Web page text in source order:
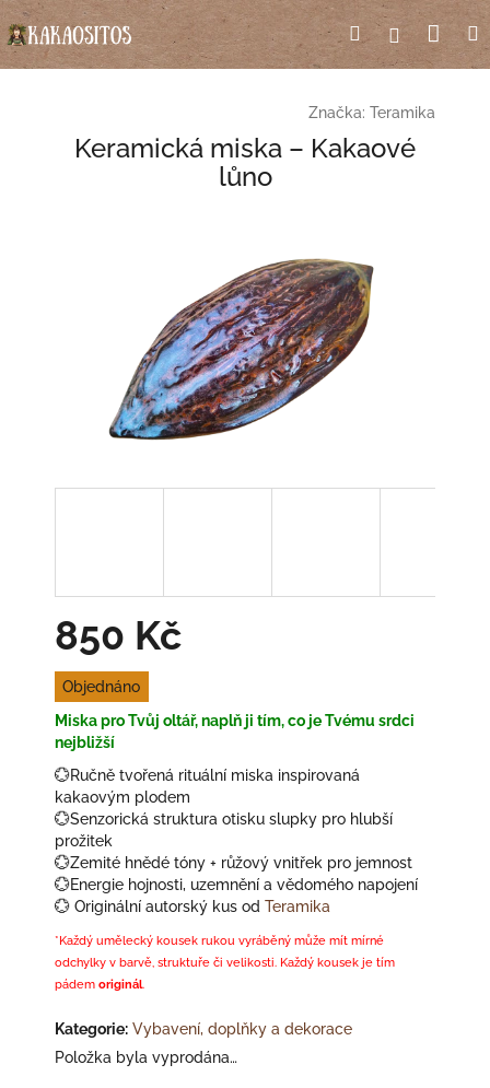
Přejít
na
obsah
HledatPřihlášení
Značka: Teramika
Keramická miska – Kakaové
lůno
850 Kč
Měrná
cena:
Objednáno
Miska pro Tvůj oltář, naplň ji tím, co je Tvému srdci
nejbližší
💮Ručně tvořená rituální miska inspirovaná
kakaovým plodem
💮Senzorická struktura otisku slupky pro hlubší
prožitek
💮Zemité hnědé tóny + růžový vnitřek pro jemnost
💮Energie hojnosti, uzemnění a vědomého napojení
💮 Originální autorský kus od Teramika
*Každý umělecký kousek rukou vyráběný může mít mírné
odchylky v barvě, struktuře či velikosti. Každý kousek je tím
pádem originál.
Kategorie: Vybavení, doplňky a dekorace
Položka byla vyprodána…